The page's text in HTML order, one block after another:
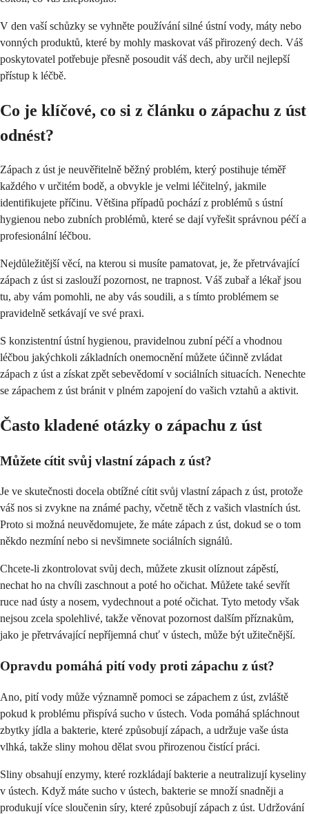
V den vaší schůzky se vyhněte používání silné ústní vody, máty nebo
vonných produktů, které by mohly maskovat váš přirozený dech. Váš
poskytovatel potřebuje přesně posoudit váš dech, aby určil nejlepší
přístup k léčbě.
Co je klíčové, co si z článku o zápachu z úst
odnést?
Zápach z úst je neuvěřitelně běžný problém, který postihuje téměř
každého v určitém bodě, a obvykle je velmi léčitelný, jakmile
identifikujete příčinu. Většina případů pochází z problémů s ústní
hygienou nebo zubních problémů, které se dají vyřešit správnou péčí a
profesionální léčbou.
Nejdůležitější věcí, na kterou si musíte pamatovat, je, že přetrvávající
zápach z úst si zaslouží pozornost, ne trapnost. Váš zubař a lékař jsou
tu, aby vám pomohli, ne aby vás soudili, a s tímto problémem se
pravidelně setkávají ve své praxi.
S konzistentní ústní hygienou, pravidelnou zubní péčí a vhodnou
léčbou jakýchkoli základních onemocnění můžete účinně zvládat
zápach z úst a získat zpět sebevědomí v sociálních situacích. Nenechte
se zápachem z úst bránit v plném zapojení do vašich vztahů a aktivit.
Často kladené otázky o zápachu z úst
Můžete cítit svůj vlastní zápach z úst?
Je ve skutečnosti docela obtížné cítit svůj vlastní zápach z úst, protože
váš nos si zvykne na známé pachy, včetně těch z vašich vlastních úst.
Proto si možná neuvědomujete, že máte zápach z úst, dokud se o tom
někdo nezmíní nebo si nevšimnete sociálních signálů.
Chcete-li zkontrolovat svůj dech, můžete zkusit olíznout zápěstí,
nechat ho na chvíli zaschnout a poté ho očichat. Můžete také sevřít
ruce nad ústy a nosem, vydechnout a poté očichat. Tyto metody však
nejsou zcela spolehlivé, takže věnovat pozornost dalším příznakům,
jako je přetrvávající nepříjemná chuť v ústech, může být užitečnější.
Opravdu pomáhá pití vody proti zápachu z úst?
Ano, pití vody může významně pomoci se zápachem z úst, zvláště
pokud k problému přispívá sucho v ústech. Voda pomáhá spláchnout
zbytky jídla a bakterie, které způsobují zápach, a udržuje vaše ústa
vlhká, takže sliny mohou dělat svou přirozenou čistící práci.
Sliny obsahují enzymy, které rozkládají bakterie a neutralizují kyseliny
v ústech. Když máte sucho v ústech, bakterie se množí snadněji a
produkují více sloučenin síry, které způsobují zápach z úst. Udržování